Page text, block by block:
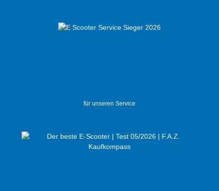
für unseren Service